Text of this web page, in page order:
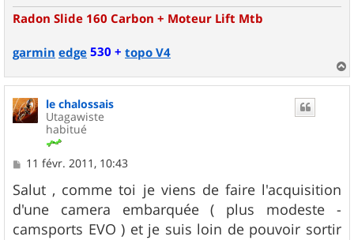
Radon Slide 160 Carbon + Moteur Lift Mtb
garmin edge530 + topo V4
a
u
le chalossais
Utagawiste
habitué
M
s
s
a
g
11 févr. 2011, 10:43
Salut , comme toi je viens de faire l'acquisition
d'une camera embarquée ( plus modeste -
camsports EVO ) et je suis loin de pouvoir sortir